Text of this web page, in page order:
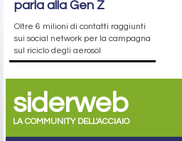
parla alla Gen Z
Oltre 6 milioni di contatti raggiunti
sui social network per la campagna
sul riciclo degli aerosol
siderweb
LA COMMUNITY DELL'ACCIAIO